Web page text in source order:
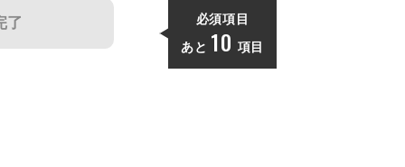
了 必須項目
あと 10 項目